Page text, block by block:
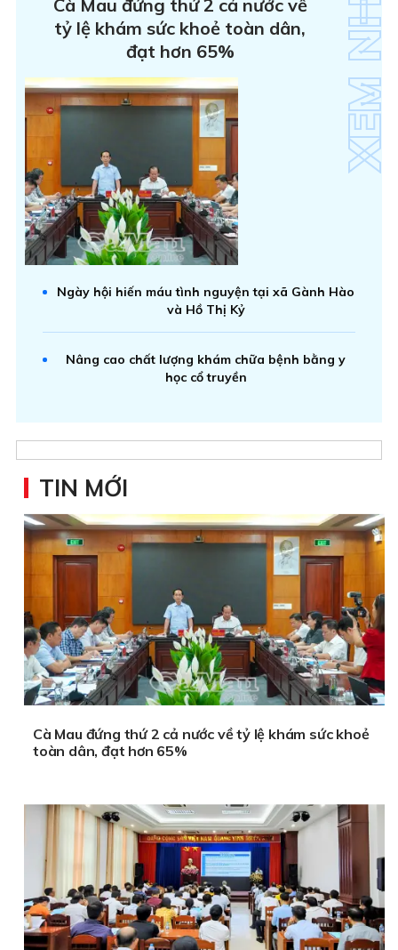
Cà Mau đứng thứ 2 cả nước về
tỷ lệ khám sức khoẻ toàn dân,
đạt hơn 65%
Ngày hội hiến máu tình nguyện tại xã Gành Hào
và Hồ Thị Kỷ
Nâng cao chất lượng khám chữa bệnh bằng y
học cổ truyền
TIN MỚI
Cà Mau đứng thứ 2 cả nước về tỷ lệ khám sức khoẻ
toàn dân, đạt hơn 65%